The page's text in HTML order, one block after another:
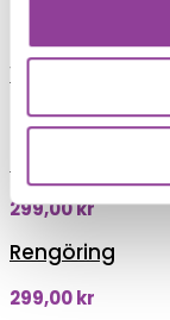
499,00kr
299,00kr
Rengöring
299,00kr